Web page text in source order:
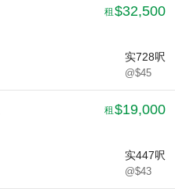
租 $32,500
实728呎
@$45
租 $19,000
实447呎
@$43